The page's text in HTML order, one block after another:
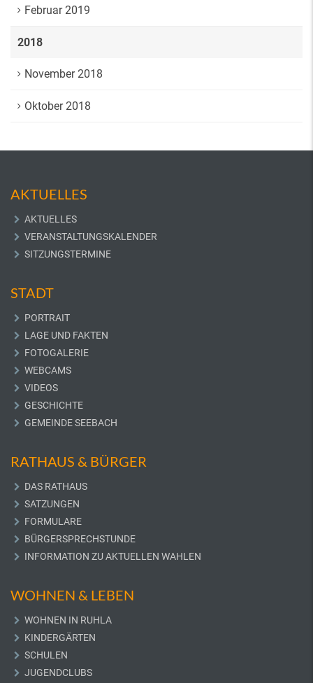
Februar 2019
2018
November 2018
Oktober 2018
AKTUELLES
AKTUELLES
VERANSTALTUNGSKALENDER
SITZUNGSTERMINE
STADT
PORTRAIT
LAGE UND FAKTEN
FOTOGALERIE
WEBCAMS
VIDEOS
GESCHICHTE
GEMEINDE SEEBACH
RATHAUS & BÜRGER
DAS RATHAUS
SATZUNGEN
FORMULARE
BÜRGERSPRECHSTUNDE
INFORMATION ZU AKTUELLEN WAHLEN
WOHNEN & LEBEN
WOHNEN IN RUHLA
KINDERGÄRTEN
SCHULEN
JUGENDCLUBS